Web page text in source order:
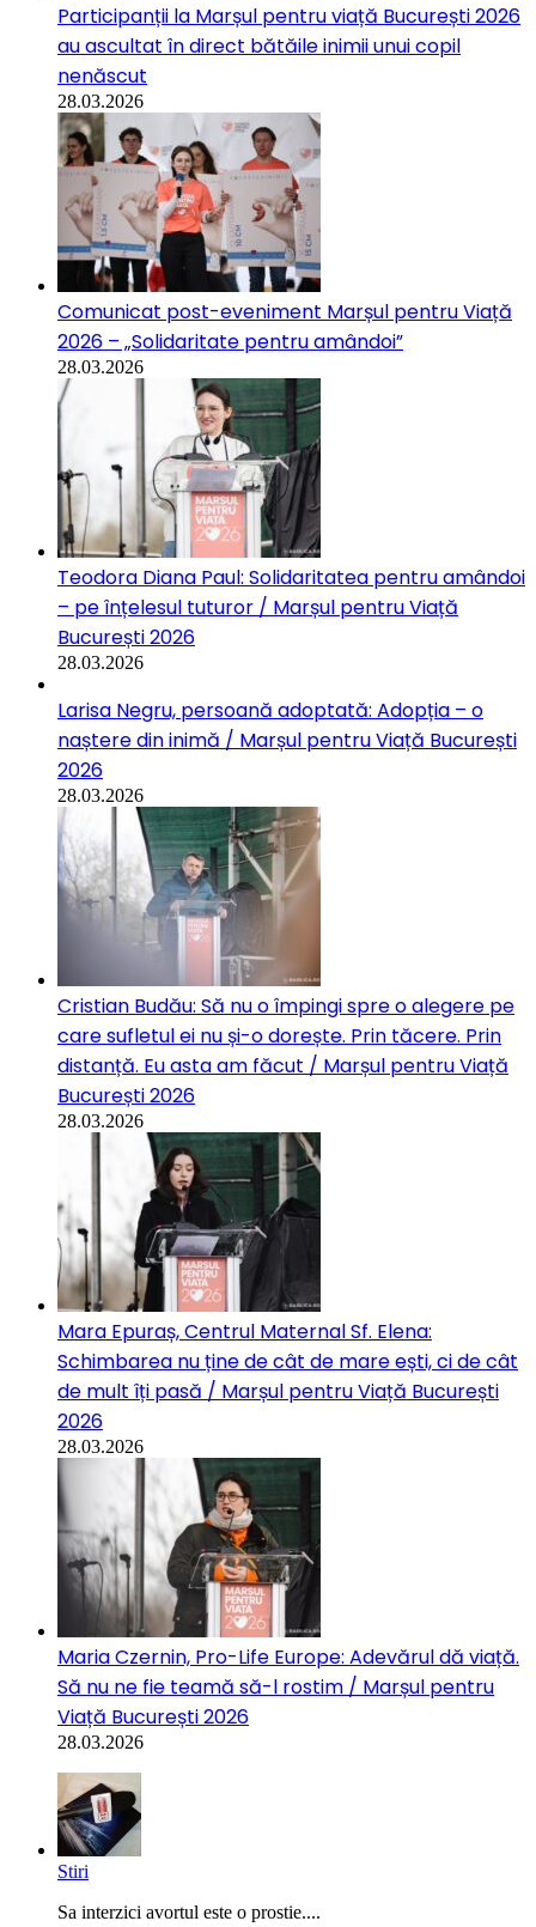
Participanții la Marșul pentru viață București 2026
au ascultat în direct bătăile inimii unui copil
nenăscut
28.03.2026
Comunicat post-eveniment Marșul pentru Viață
2026 – „Solidaritate pentru amândoi”
28.03.2026
Teodora Diana Paul: Solidaritatea pentru amândoi
– pe înțelesul tuturor / Marșul pentru Viață
București 2026
28.03.2026
Larisa Negru, persoană adoptată: Adopția – o
naștere din inimă / Marșul pentru Viață București
2026
28.03.2026
Cristian Budău: Să nu o împingi spre o alegere pe
care sufletul ei nu și-o dorește. Prin tăcere. Prin
distanță. Eu asta am făcut / Marșul pentru Viață
București 2026
28.03.2026
Mara Epuraș, Centrul Maternal Sf. Elena:
Schimbarea nu ține de cât de mare ești, ci de cât
de mult îți pasă / Marșul pentru Viață București
2026
28.03.2026
Maria Czernin, Pro-Life Europe: Adevărul dă viață.
Să nu ne fie teamă să-l rostim / Marșul pentru
Viață București 2026
28.03.2026
Stiri
Sa interzici avortul este o prostie....